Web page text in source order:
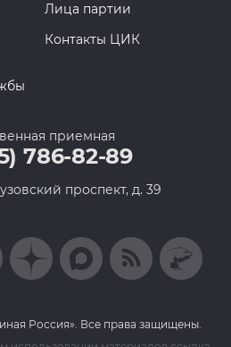
Лица партии
Контакты ЦИК
приемная
786-82-89
проспект, д. 39
Россия». Все права защищены.